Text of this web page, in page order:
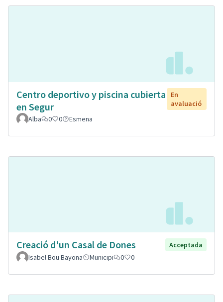
Centro deportivo y piscina cubierta
en Segur
En
avaluació
Alba
0 0 Esmena
Creació d'un Casal de Dones
Acceptada
Isabel Bou Bayona
Municipi 0 0